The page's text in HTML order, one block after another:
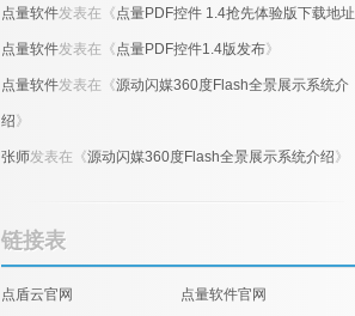
点量软件发表在《点量PDF控件 1.4抢先体验版下载地址
点量软件发表在《点量PDF控件1.4版发布》
点量软件发表在《源动闪媒360度Flash全景展示系统介
绍》
张师发表在《源动闪媒360度Flash全景展示系统介绍》
链接表
点盾云官网 点量软件官网